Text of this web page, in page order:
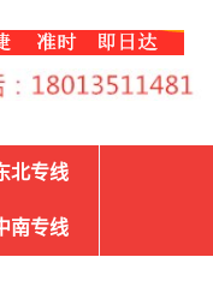
北专线
南专线